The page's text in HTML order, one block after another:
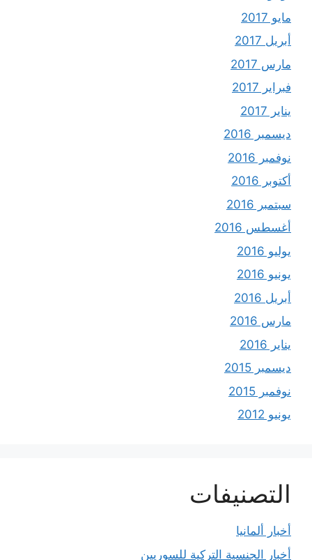
مايو 2017
أبريل 2017
مارس 2017
فبراير 2017
يناير 2017
ديسمبر 2016
نوفمبر 2016
أكتوبر 2016
سبتمبر 2016
أغسطس 2016
يوليو 2016
يونيو 2016
أبريل 2016
مارس 2016
يناير 2016
ديسمبر 2015
نوفمبر 2015
يونيو 2012
التصنيفات
أخبار ألمانيا
أخبار الجنسية التركية للسوريين